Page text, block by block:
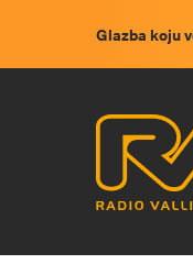
Glazba koju